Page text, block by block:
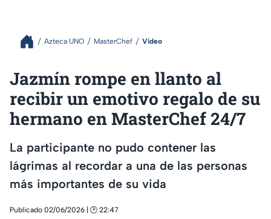
Azteca UNO MasterChef Video
Jazmín rompe en llanto al
recibir un emotivo regalo de su
hermano en MasterChef 24/7
La participante no pudo contener las
lágrimas al recordar a una de las personas
más importantes de su vida
Publicado 02/06/2026 | 🕑 22:47